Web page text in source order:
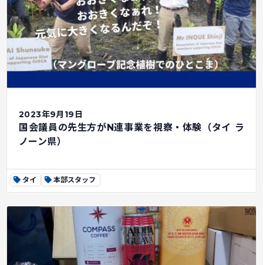
2023年9月19日
国会議員の先生方がN連事業を視察・体験（タイ ラ
ノーン県）
タイ 本部スタッフ